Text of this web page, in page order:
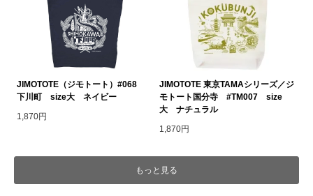
JIMOTOTE（ジモトート）#068
下川町 size大 ネイビー
1,870円
JIMOTOTE 東京TAMAシリーズ／ジ
モトート国分寺 #TM007 size
大 ナチュラル
1,870円
もっと見る